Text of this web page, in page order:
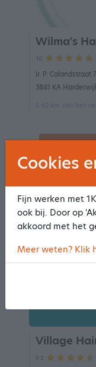
Wilma's
10
Ir. P. Calandstraat 7
3841 KA
Village
9.3
Cookies
Fijn werken met
ook bij. Door op
akkoord met het
Meer weten? Klik